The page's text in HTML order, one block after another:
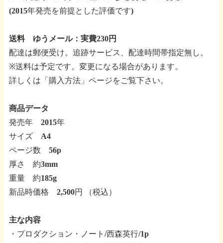
(2015年発売を前提とした評価です)
送料 ゆうメール：実費230円
配達は郵便受け。追跡サービス、配達時間帯指定無し。
※送料は予定です。変更になる場合があります。
詳しくは「購入方法」ページをご覧下さい。
商品データ
発売年 2015年
サイズ A4
ページ数 56p
厚さ 約3mm
重量 約185g
新品時価格 2,500円 （税込）
主な内容
・プロダクション・ノート/西森英行/1p